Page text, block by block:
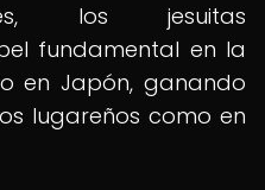
los jesuitas
fundamental en la
en Japón, ganando
lugareños como en